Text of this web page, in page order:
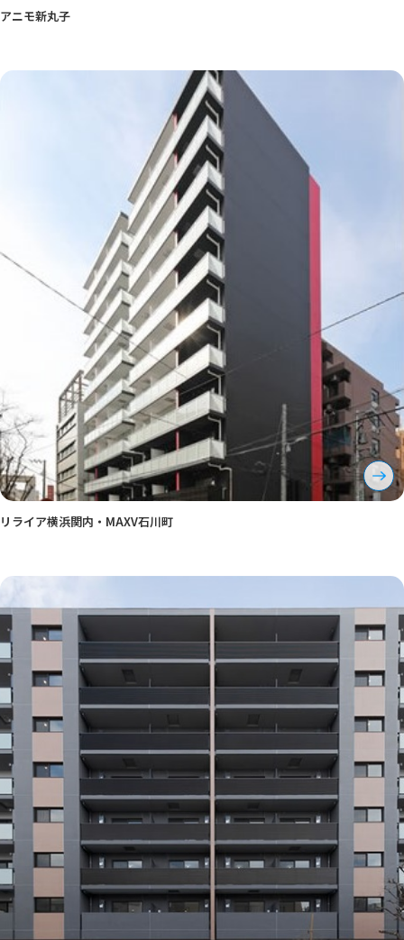
アニモ新丸子
リライア横浜関内・MAXV石川町